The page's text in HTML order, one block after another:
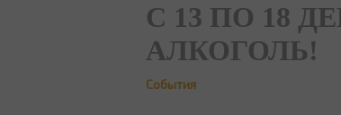
​С 13 ПО 18
АЛКОГОЛЬ!
События